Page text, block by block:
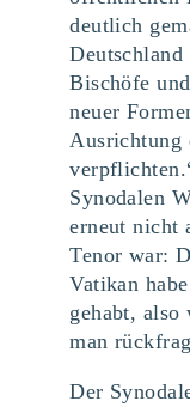
deutlich
Bischöfe
neuer
Ausrichtung
Synodalen
erneut nicht
Tenor war:
Vatikan
gehabt,
man
Der